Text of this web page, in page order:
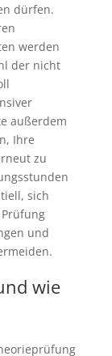
dürfen.
werden
der nicht
außerdem
Ihre
zu
sich
und
wie